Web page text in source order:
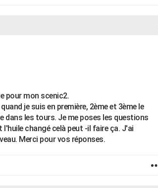
pour mon scenic2.
je suis en première, 2ème et 3ème le
les tours. Je me poses les questions
changé celà peut -il faire ça. J'ai
Merci pour vos réponses.